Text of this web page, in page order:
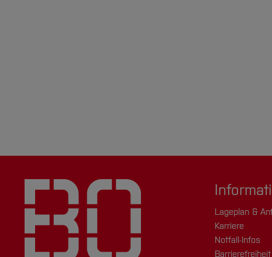
Lageplan &
Karriere
Notfall-Infos
Barrierefreiheit